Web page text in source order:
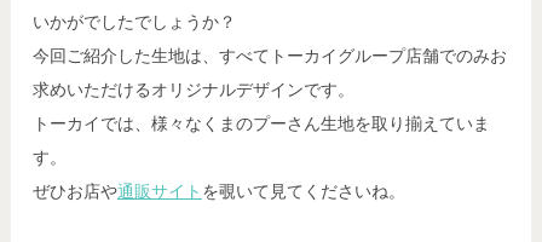
いかがでしたでしょうか？
今回ご紹介した生地は、すべてトーカイグループ店舗でのみお
求めいただけるオリジナルデザインです。
トーカイでは、様々なくまのプーさん生地を取り揃えていま
す。
ぜひお店や通販サイト を覗いて見てくださいね。